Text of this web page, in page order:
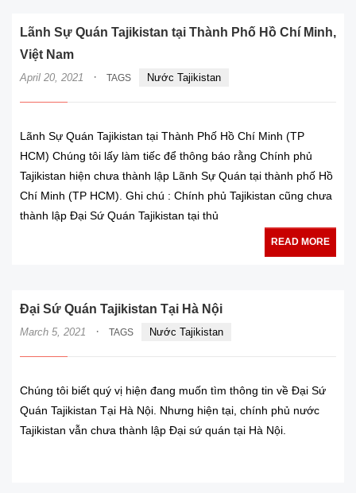
Lãnh Sự Quán Tajikistan tại Thành Phố Hồ Chí Minh,
Việt Nam
April 20, 2021 · TAGS Nước Tajikistan
Lãnh Sự Quán Tajikistan tại Thành Phố Hồ Chí Minh (TP
HCM) Chúng tôi lấy làm tiếc để thông báo rằng Chính phủ
Tajikistan hiện chưa thành lập Lãnh Sự Quán tại thành phố Hồ
Chí Minh (TP HCM). Ghi chú : Chính phủ Tajikistan cũng chưa
thành lập Đại Sứ Quán Tajikistan tại thủ
READ MORE
Đại Sứ Quán Tajikistan Tại Hà Nội
March 5, 2021 · TAGS Nước Tajikistan
Chúng tôi biết quý vị hiện đang muốn tìm thông tin về Đại Sứ
Quán Tajikistan Tại Hà Nội. Nhưng hiện tại, chính phủ nước
Tajikistan vẫn chưa thành lập Đại sứ quán tại Hà Nội.